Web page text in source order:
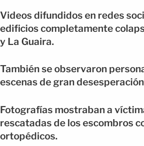
Videos difundidos en redes
edificios completamente
y La Guaira.
También se observaron
escenas de gran
Fotografías mostraban a
rescatadas de los escombros
ortopédicos.